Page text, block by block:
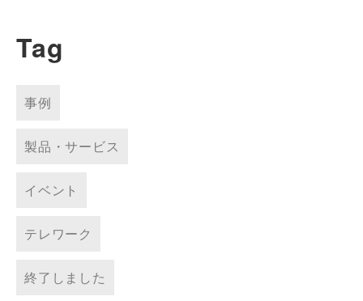
Tag
事例
製品・サービス
イベント
テレワーク
終了しました